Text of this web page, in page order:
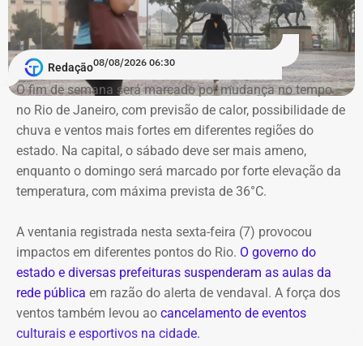
companhias do Brasil e de países como Coreia do Sul,
França, Itália e Luxemburgo.
No domingo (09), a programação chega à Praça Mauá,
na Região Portuária, que recebe uma maratona de
apresentações gratuitas ao ar livre ao longo do dia. O
festival também conta com espetáculos a preços
populares (R$ 20 a inteira) nos teatros Carlos Gomes,
Nelson Rodrigues e João Caetano, além do Espaço
Tápias. A programação completa e os ingressos para as
Mas, ao que tudo indica, o hoje candidato do Novo
gostou da experiência. Em 21 de fevereiro, ele foi de novo
nomeado na prefeitura, dessa vez, na Secretaria
Municipal de Assistência Social e Direitos Humanos.
E com data retroativa: valendo a partir de 1º de janeiro.
Em outubro do mesmo ano, foi a vez de o próprio André
Marinho pedir para sair.
Redação08/08/2026 06:30
O fim de semana será marcado por mudança no tempo
no Rio de Janeiro, com previsão de calor, possibilidade de
chuva e ventos mais fortes em diferentes regiões do
estado. Na capital, o sábado deve ser mais ameno,
enquanto o domingo será marcado por forte elevação da
temperatura, com máxima prevista de 36°C.
A ventania registrada nesta sexta-feira (7) provocou
impactos em diferentes pontos do Rio. O governo do
estado e diversas prefeituras suspenderam as aulas da
rede pública em razão do alerta de vendaval. A força dos
ventos também levou ao cancelamento de eventos
culturais e esportivos na cidade.